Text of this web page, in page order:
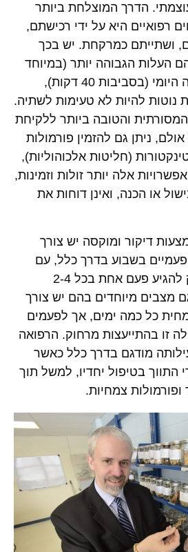
הדרך המוצלחת ביותר
רפואיים היא על ידי רכישתם,
ושתייתם כמרקחת. יש בכך
העלות הגבוהה יותר (במיוחד
בישראל), זמן הרקיחה היומי (בסביבות 40 דקות),
נוטות להיות לא טעימות לשתיה.
והטובה ביותר ללקיחת
ניתן גם להזמין פורמולות
(חליטות אלכוהוליות),
אלה יותר זולות וזמינות,
או הכנה, ואינן דוחות את
דיקור ומוקסה יש צורך
בשבוע בדרך כלל, עם
תזונה וצמחים מספיק להגיע פעם אחת בכל 2-4
מצבים מיוחדים בהם יש צורך
כל כמה ימים, אך לפעמים
זו בהתייעצות מרחוק. הרפואה
מודגם בדרך כלל כאשר
התווך בטיפול יחדיו, למשל תוך
צמחיות.